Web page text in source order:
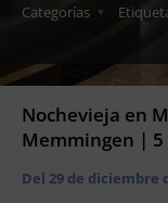
Categorías
Nochevieja en
Memmingen | 5
Del 29 de diciembre